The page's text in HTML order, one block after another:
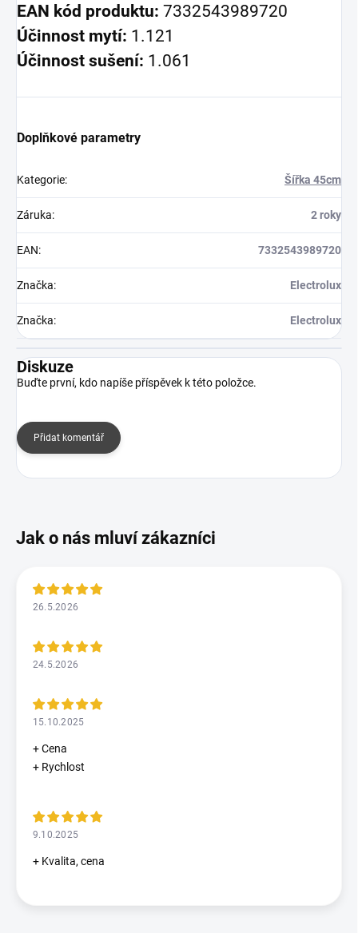
EAN kód produktu: 7332543989720
Účinnost mytí: 1.121
Účinnost sušení: 1.061
Doplňkové parametry
Kategorie: Šířka 45cm
Záruka: 2 roky
EAN: 7332543989720
Značka: Electrolux
Značka: Electrolux
Diskuze
Buďte první, kdo napíše příspěvek k této položce.
Přidat komentář
26.5.2026
24.5.2026
15.10.2025
+ Cena
+ Rychlost
9.10.2025
+ Kvalita, cena